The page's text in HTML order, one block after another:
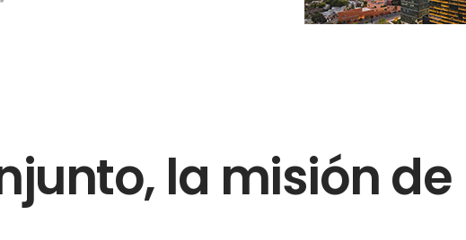
la misión de